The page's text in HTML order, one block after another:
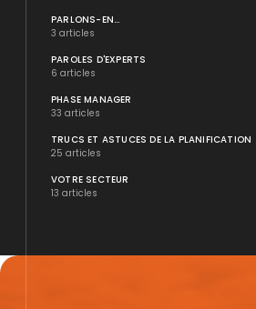
PARLONS-EN...
3 articles
PAROLES D'EXPERTS
6 articles
PHASE MANAGER
33 articles
TRUCS ET ASTUCES DE LA PLANIFICATION
25 articles
VOTRE SECTEUR
13 articles